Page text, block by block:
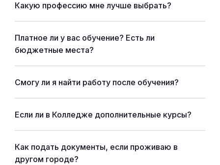
Какую профессию мне лучше выбрать?
Платное ли у вас обучение? Есть ли
бюджетные места?
Смогу ли я найти работу после обучения?
Если ли в Колледже дополнительные курсы?
Как подать документы, если проживаю в
другом городе?